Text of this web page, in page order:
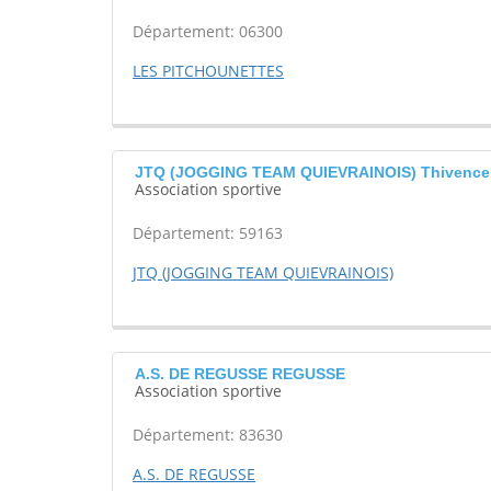
Département: 06300
LES PITCHOUNETTES
JTQ (JOGGING TEAM QUIEVRAINOIS)
Association sportive
Département: 59163
JTQ (JOGGING TEAM QUIEVRAINOIS)
A.S. DE REGUSSE REGUSSE
Association sportive
Département: 83630
A.S. DE REGUSSE